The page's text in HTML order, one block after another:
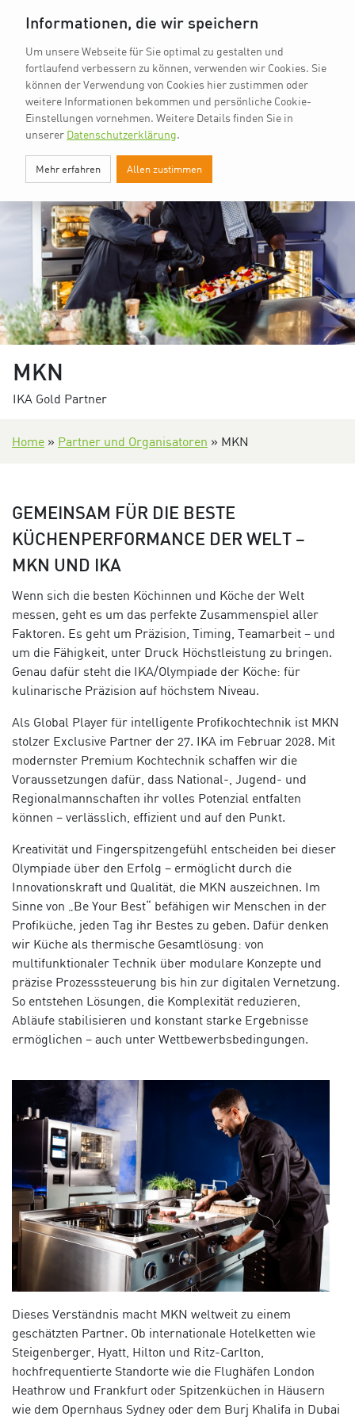
MKN
IKA Gold Partner
Home » Partner und Organisatoren » MKN
GEMEINSAM FÜR DIE BESTE
KÜCHENPERFORMANCE DER WELT –
MKN UND IKA
Wenn sich die besten Köchinnen und Köche der Welt
messen, geht es um das perfekte Zusammenspiel aller
Faktoren. Es geht um Präzision, Timing, Teamarbeit – und
um die Fähigkeit, unter Druck Höchstleistung zu bringen.
Genau dafür steht die IKA/Olympiade der Köche: für
kulinarische Präzision auf höchstem Niveau.
Als Global Player für intelligente Profikochtechnik ist MKN
stolzer Exclusive Partner der 27. IKA im Februar 2028. Mit
modernster Premium Kochtechnik schaffen wir die
Voraussetzungen dafür, dass National-, Jugend- und
Regionalmannschaften ihr volles Potenzial entfalten
können – verlässlich, effizient und auf den Punkt.
Kreativität und Fingerspitzengefühl entscheiden bei dieser
Olympiade über den Erfolg – ermöglicht durch die
Innovationskraft und Qualität, die MKN auszeichnen. Im
Sinne von „Be Your Best“ befähigen wir Menschen in der
Profiküche, jeden Tag ihr Bestes zu geben. Dafür denken
wir Küche als thermische Gesamtlösung: von
multifunktionaler Technik über modulare Konzepte und
präzise Prozesssteuerung bis hin zur digitalen Vernetzung.
So entstehen Lösungen, die Komplexität reduzieren,
Abläufe stabilisieren und konstant starke Ergebnisse
ermöglichen – auch unter Wettbewerbsbedingungen.
Dieses Verständnis macht MKN weltweit zu einem
geschätzten Partner. Ob internationale Hotelketten wie
Steigenberger, Hyatt, Hilton und Ritz-Carlton,
hochfrequentierte Standorte wie die Flughäfen London
Heathrow und Frankfurt oder Spitzenküchen in Häusern
wie dem Opernhaus Sydney oder dem Burj Khalifa in Dubai
Informationen, die wir speichern
Um unsere Webseite für Sie optimal zu gestalten und
fortlaufend verbessern zu können, verwenden wir Cookies. Sie
können der Verwendung von Cookies hier zustimmen oder
weitere Informationen bekommen und persönliche Cookie-
Einstellungen vornehmen. Weitere Details finden Sie in
unserer Datenschutzerklärung.
Mehr erfahren Allen zustimmen